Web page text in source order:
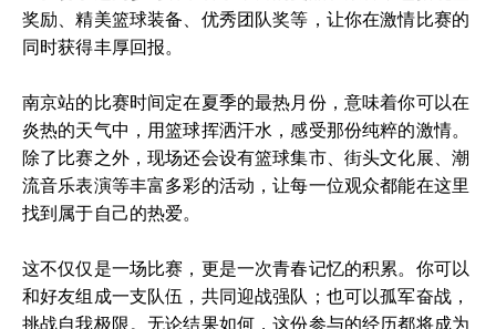
奖励、精美篮球装备、优秀团队奖等，让你在激情比赛的
同时获得丰厚回报。
南京站的比赛时间定在夏季的最热月份，意味着你可以在
炎热的天气中，用篮球挥洒汗水，感受那份纯粹的激情。
除了比赛之外，现场还会设有篮球集市、街头文化展、潮
流音乐表演等丰富多彩的活动，让每一位观众都能在这里
找到属于自己的热爱。
这不仅仅是一场比赛，更是一次青春记忆的积累。你可以
和好友组成一支队伍，共同迎战强队；也可以孤军奋战，
挑战自我极限。无论结果如何，这份参与的经历都将成为